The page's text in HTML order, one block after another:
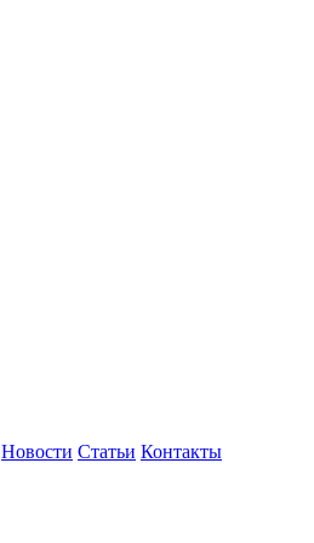
Новости Статьи Контакты